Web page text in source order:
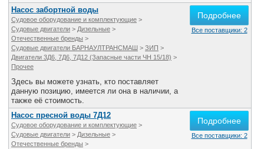
Насос забортной воды
Судовое оборудование и комплектующие >
Судовые двигатели > Дизельные >
Отечественные бренды >
Судовые двигатели БАРНАУЛТРАНСМАШ > ЗИП >
Двигатели 3Д6, 7Д6, 7Д12 (Запасные части ЧН 15/18) >
Прочее
Здесь вы можете узнать, кто поставляет
данную позицию, имеется ли она в наличии, а
также её стоимость.
Подробнее
Все поставщики: 2
Насос пресной воды 7Д12
Судовое оборудование и комплектующие >
Судовые двигатели > Дизельные >
Отечественные бренды >
Подробнее
Все поставщики: 2